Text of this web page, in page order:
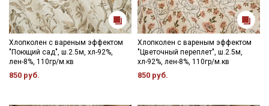
Хлопколен с вареным эффектом
"Поющий сад", ш.2.5м, хл-92%,
лен-8%, 110гр/м.кв
850 руб.
Хлопколен с вареным эффектом
"Цветочный переплет", ш.2.5м,
хл-92%, лен-8%, 110гр/м.кв
850 руб.